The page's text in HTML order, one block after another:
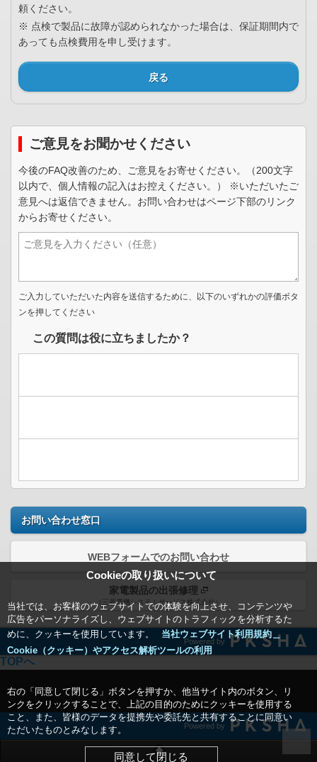
Cookieの取り扱いについて
当社では、お客様のウェブサイトでの体験を向上させ、コンテンツや
広告をパーソナライズし、ウェブサイトのトラフィックを分析するた
めに、クッキーを使用しています。
当社ウェブサイト利用規約＿
Cookie（クッキー）やアクセス解析ツールの利用
右の「同意して閉じる」ボタンを押すか、他当サイト内のボタン、リ
ンクをクリックすることで、上記の目的のためにクッキーを使用する
こと、また、皆様のデータを提携先や委託先と共有することに同意い
ただいたものとみなします。
同意して閉じる
頼ください。
※ 点検で製品に故障が認められなかった場合は、保証期間内で
あっても点検費用を申し受けます。
戻る
ご意見をお聞かせください
今後のFAQ改善のため、ご意見をお寄せください。（200文字
以内で、個人情報の記入はお控えください。） ※いただいたご
意見へは返信できません。お問い合わせはページ下部のリンク
からお寄せください。
ご入力していただいた内容を送信するために、以下のいずれかの評価ボタ
ンを押してください
この質問は役に立ちましたか？
お問い合わせ窓口
WEBフォームでのお問い合わせ
家電製品の出張修理
（三菱電機システムサービス株式会社）
Powered by
TOPへ
Powered by